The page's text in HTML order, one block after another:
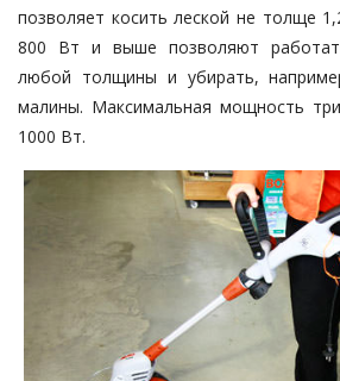
позволяет косить леской не толще
800 Вт и выше позволяют
любой толщины и убирать,
малины. Максимальная мощность
1000 Вт.